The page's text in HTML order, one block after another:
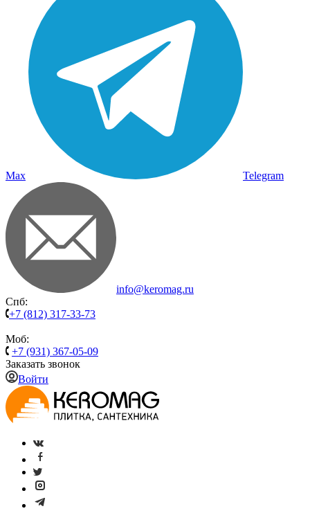
Max Telegram
info@keromag.ru
Спб:
+7 (812) 317-33-73
Моб:
+7 (931) 367-05-09
Заказать звонок
Войти